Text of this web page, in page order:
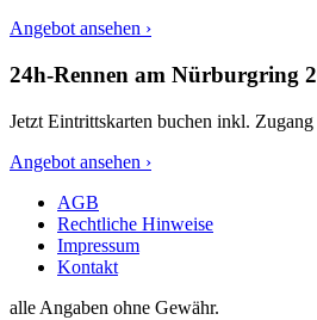
Angebot ansehen ›
24h-Rennen am Nürburgring
Jetzt Eintrittskarten buchen inkl. Zugang
Angebot ansehen ›
AGB
Rechtliche Hinweise
Impressum
Kontakt
alle Angaben ohne Gewähr.